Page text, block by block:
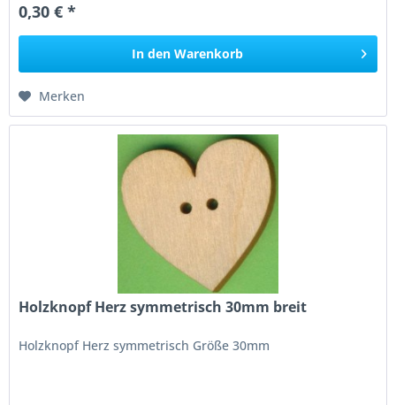
0,30 € *
In den Warenkorb
Merken
Holzknopf Herz symmetrisch 30mm breit
Holzknopf Herz symmetrisch Größe 30mm